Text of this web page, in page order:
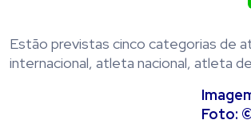
Estão previstas cinco categorias de
internacional, atleta nacional, atleta
Foto: